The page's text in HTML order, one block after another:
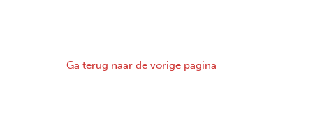
Ga terug naar de vorige pagina